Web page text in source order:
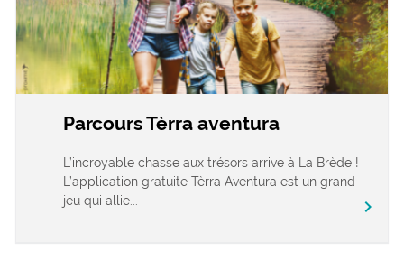
Parcours Tèrra aventura
L’incroyable chasse aux trésors arrive à La Brède !
L’application gratuite Tèrra Aventura est un grand
jeu qui allie...
chevron_right